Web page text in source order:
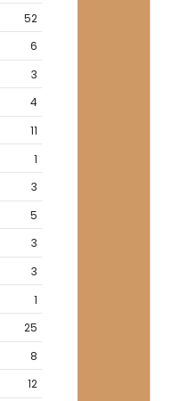
52
6
3
4
11
1
3
5
3
3
1
25
8
12